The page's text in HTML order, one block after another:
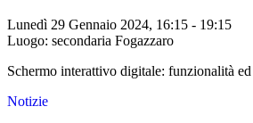
Lunedì 29 Gennaio 2024, 16:15 - 19:15
Luogo: secondaria Fogazzaro
Schermo interattivo digitale: funzionalità
Notizie